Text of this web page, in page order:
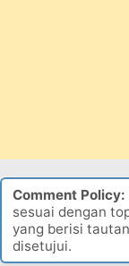
Comment Policy:
sesuai dengan
yang berisi
disetujui.